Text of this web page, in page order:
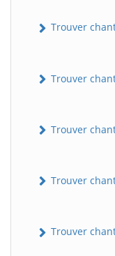
Trouver
Trouver
Trouver
Trouver
Trouver